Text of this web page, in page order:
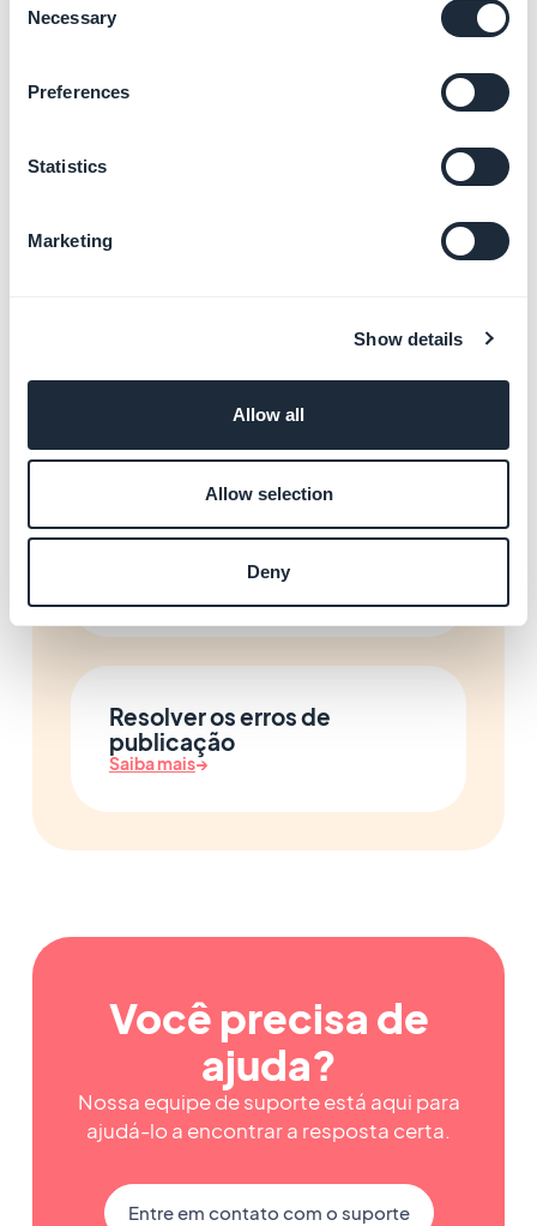
Selection
Necessary
Preferences
Statistics
Marketing
Show details
Allow all
Allow selection
Deny
Solo
Gerenciar as configurações
desenvolvedor (Apple e
Resolver os erros de
publicação
Saiba mais→
Você precisa de
ajuda?
Nossa equipe de suporte está aqui para
ajudá-lo a encontrar a resposta certa.
Entre em contato com o suporte